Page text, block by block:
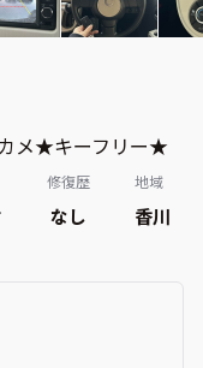
メ★キーフリー★
修復歴
なし
地域
香川